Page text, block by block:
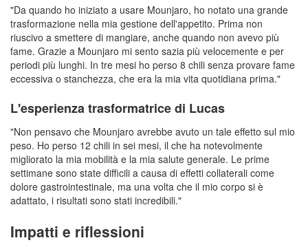
"Da quando ho iniziato a usare Mounjaro, ho notato una grande
trasformazione nella mia gestione dell'appetito. Prima non
riuscivo a smettere di mangiare, anche quando non avevo più
fame. Grazie a Mounjaro mi sento sazia più velocemente e per
periodi più lunghi. In tre mesi ho perso 8 chili senza provare fame
eccessiva o stanchezza, che era la mia vita quotidiana prima."
L'esperienza trasformatrice di Lucas
"Non pensavo che Mounjaro avrebbe avuto un tale effetto sul mio
peso. Ho perso 12 chili in sei mesi, il che ha notevolmente
migliorato la mia mobilità e la mia salute generale. Le prime
settimane sono state difficili a causa di effetti collaterali come
dolore gastrointestinale, ma una volta che il mio corpo si è
adattato, i risultati sono stati incredibili."
Impatti e riflessioni